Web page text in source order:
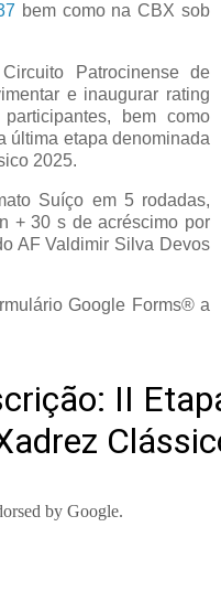
bem como na CBX sob
Patrocinense de
e inaugurar rating
bem como
última etapa denominada
2025.
Suíço em 5 rodadas,
+ 30 s de acréscimo por
AF Valdimir Silva Devos
Google Forms® a